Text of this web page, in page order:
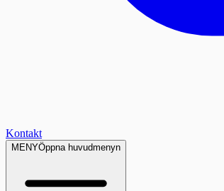
Kontakt
MENYÖppna huvudmenyn